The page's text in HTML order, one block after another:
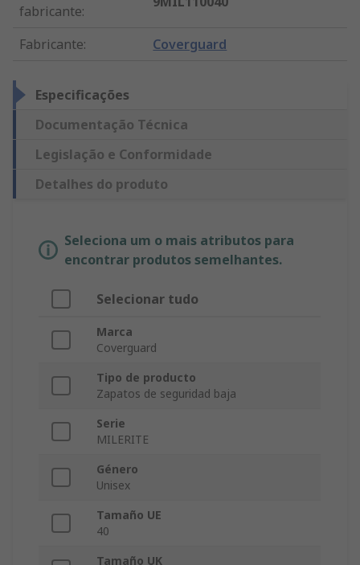
fabricante:
Fabricante: Coverguard
Especificações
Documentação Técnica
Legislação e Conformidade
Detalhes do produto
Seleciona um o mais atributos para
encontrar produtos semelhantes.
Selecionar tudo
Marca
Coverguard
Tipo de producto
Zapatos de seguridad baja
Serie
MILERITE
Género
Unisex
Tamaño UE
40
Tamaño UK